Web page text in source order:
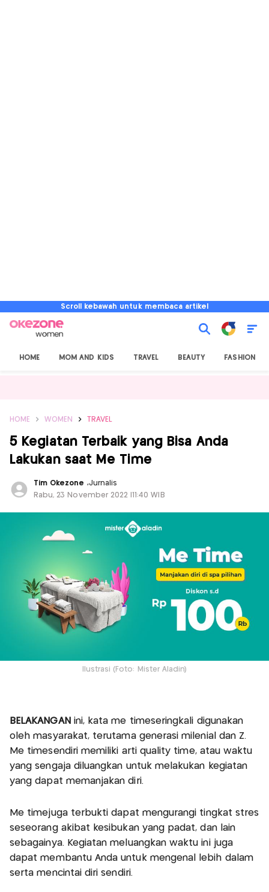
Scroll kebawah untuk membaca artikel
HOME MOM AND KIDS TRAVEL BEAUTY FASHION
HOME WOMEN TRAVEL
5 Kegiatan Terbaik yang Bisa Anda
Lakukan saat Me Time
Tim Okezone ,Jurnalis
Rabu, 23 November 2022 |11:40 WIB
Ilustrasi (Foto: Mister Aladin)
BELAKANGAN ini, kata me timeseringkali digunakan
oleh masyarakat, terutama generasi milenial dan Z.
Me timesendiri memiliki arti quality time, atau waktu
yang sengaja diluangkan untuk melakukan kegiatan
yang dapat memanjakan diri.
Me timejuga terbukti dapat mengurangi tingkat stres
seseorang akibat kesibukan yang padat, dan lain
sebagainya. Kegiatan meluangkan waktu ini juga
dapat membantu Anda untuk mengenal lebih dalam
serta mencintai diri sendiri.